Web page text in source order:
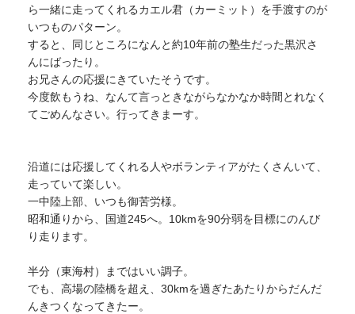
ら一緒に走ってくれるカエル君（カーミット）を手渡すのが
いつものパターン。
すると、同じところになんと約10年前の塾生だった黒沢さ
んにばったり。
お兄さんの応援にきていたそうです。
今度飲もうね、なんて言っときながらなかなか時間とれなく
てごめんなさい。行ってきまーす。
沿道には応援してくれる人やボランティアがたくさんいて、
走っていて楽しい。
一中陸上部、いつも御苦労様。
昭和通りから、国道245へ。10kmを90分弱を目標にのんび
り走ります。
半分（東海村）まではいい調子。
でも、高場の陸橋を超え、30kmを過ぎたあたりからだんだ
んきつくなってきたー。